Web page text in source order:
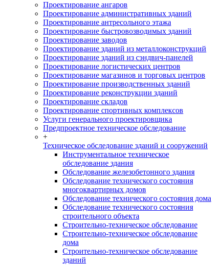
Проектирование ангаров
Проектирование административных зданий
Проектирование антресольного этажа
Проектирование быстровозводимых зданий
Проектирование заводов
Проектирование зданий из металлоконструкций
Проектирование зданий из сэндвич-панелей
Проектирование логистических центров
Проектирование магазинов и торговых центров
Проектирование производственных зданий
Проектирование реконструкции зданий
Проектирование складов
Проектирование спортивных комплексов
Услуги генерального проектировщика
Предпроектное техническое обследование
+
Техническое обследование зданий и сооружений
Инструментальное техническое
обследование здания
Обследование железобетонного здания
Обследование технического состояния
многоквартирных домов
Обследование технического состояния дома
Обследование технического состояния
строительного объекта
Строительно-техническое обследование
Строительно-техническое обследование
дома
Строительно-техническое обследование
зданий